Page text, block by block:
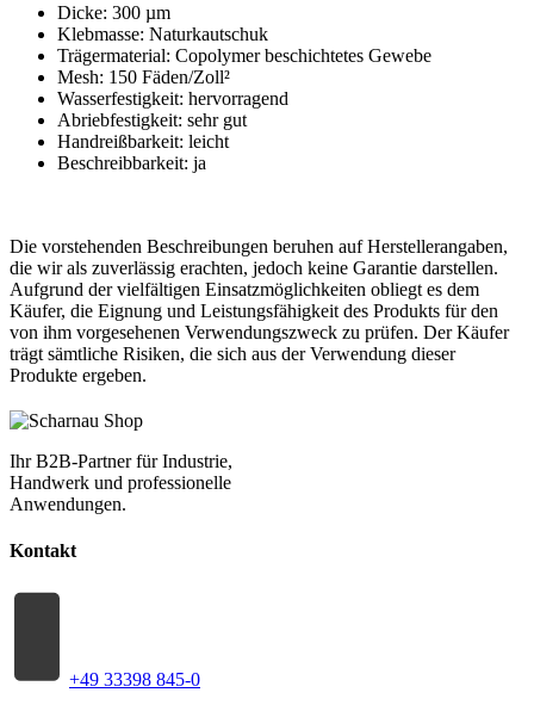
Dicke: 300 µm
Klebmasse: Naturkautschuk
Trägermaterial: Copolymer beschichtetes Gewebe
Mesh: 150 Fäden/Zoll²
Wasserfestigkeit: hervorragend
Abriebfestigkeit: sehr gut
Handreißbarkeit: leicht
Beschreibbarkeit: ja
Die vorstehenden Beschreibungen beruhen auf Herstellerangaben,
die wir als zuverlässig erachten, jedoch keine Garantie darstellen.
Aufgrund der vielfältigen Einsatzmöglichkeiten obliegt es dem
Käufer, die Eignung und Leistungsfähigkeit des Produkts für den
von ihm vorgesehenen Verwendungszweck zu prüfen. Der Käufer
trägt sämtliche Risiken, die sich aus der Verwendung dieser
Produkte ergeben.
Ihr B2B-Partner für Industrie,
Handwerk und professionelle
Anwendungen.
Kontakt
+49 33398 845-0